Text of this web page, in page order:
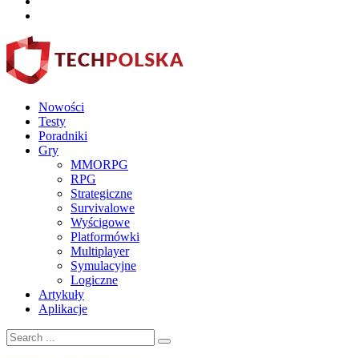
Nowości
Testy
Poradniki
Gry
MMORPG
RPG
Strategiczne
Survivalowe
Wyścigowe
Platformówki
Multiplayer
Symulacyjne
Logiczne
Artykuły
Aplikacje